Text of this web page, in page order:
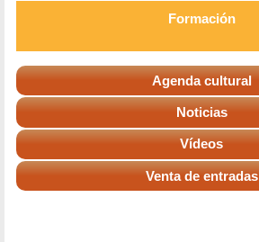
Formación
Agenda cultural
Noticias
Vídeos
Venta de entradas